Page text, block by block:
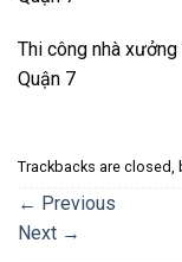
Thi công nhà
Quận 7
Trackbacks are closed,
← Previous
Next →